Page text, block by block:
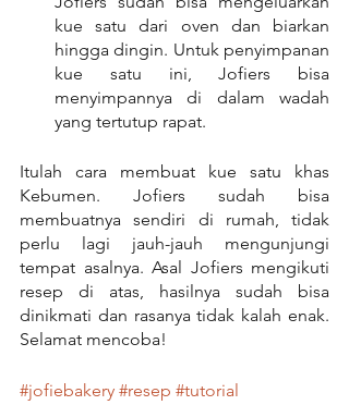
kue satu dari oven dan biarkan
hingga dingin. Untuk penyimpanan
kue satu ini, Jofiers bisa
menyimpannya di dalam wadah
yang tertutup rapat.
Itulah cara membuat kue satu khas
Kebumen. Jofiers sudah bisa
membuatnya sendiri di rumah, tidak
perlu lagi jauh-jauh mengunjungi
tempat asalnya. Asal Jofiers mengikuti
resep di atas, hasilnya sudah bisa
dinikmati dan rasanya tidak kalah enak.
Selamat mencoba!
#jofiebakery #resep #tutorial